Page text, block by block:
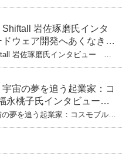
VRにかける未来
Shiftall 岩佐琢磨氏インタ
ウェア開発へあくなき挑
とは
岩佐琢磨氏インタビュー
へあくなき挑戦 その起業の経緯
宇宙の夢を追う起業家：コ
永桃子氏インタビュー
の夢を追う起業家：コスモブルー
ビュー（下）